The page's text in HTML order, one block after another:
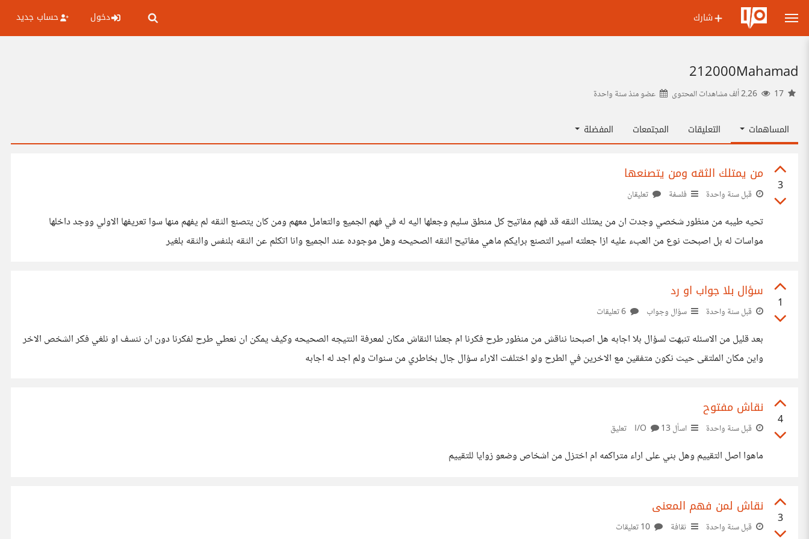
شارك دخول حساب جديد
212000Mahamad
عضو منذسنة واحدة
المساهمات التعليقات المجتمعات المفضلة
3
من يمتلك الثقه ومن يتصنعها
قبل سنة واحدة فلسفة تعليقان
تحيه طيبه من منظور شخصي وجدت ان من يمتلك الثقه قد فهم مفاتيح كل منطق سليم وجعلها اليه له في فهم الجميع والتعامل معهم ومن كان يتصنع الثقه لم يفهم منها سوا تعريفها الاولي ووجد داخلها
مواسات له بل اصبحت نوع من العبء عليه ازا جعلته اسير التصنع برايكم ماهي مفاتيح الثقه الصحيحه وهل موجوده عند الجميع وانا اتكلم عن الثقه بلنفس والثقه بلغير
1
سؤال بلا جواب او رد
قبل سنة واحدة سؤال وجواب
بعد قليل من الاسئله تنبهت لسؤال بلا اجابه هل اصبحنا نناقش من منظور طرح فكرنا ام جعلنا النقاش مكان لمعرفة النتيجه الصحيحه وكيف يمكن ان نعطي طرح لفكرنا دون ان ننسف او نلغي فكر الشخص الاخر
واين مكان الملتقى حيث نكون متفقين مع الاخرين في الطرح ولو اختلفت الاراء سؤال جال بخاطري من سنوات ولم اجد له اجابه
4
نقاش مفتوح
قبل سنة واحدة اسأل I/O 13 تعليق
ماهوا اصل التقييم وهل بني على اراء متراكمه ام اختزل من اشخاص وضعو زوايا للتقييم
3
نقاش لمن فهم المعنى
قبل سنة واحدة ثقافة